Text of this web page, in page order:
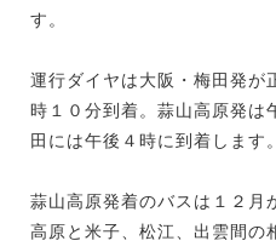
す。
運行ダイヤは大阪・梅田発が
時１０分到着。蒜山高原発は
田には午後４時に到着します。
蒜山高原発着のバスは１２月
高原と米子、松江、出雲間の